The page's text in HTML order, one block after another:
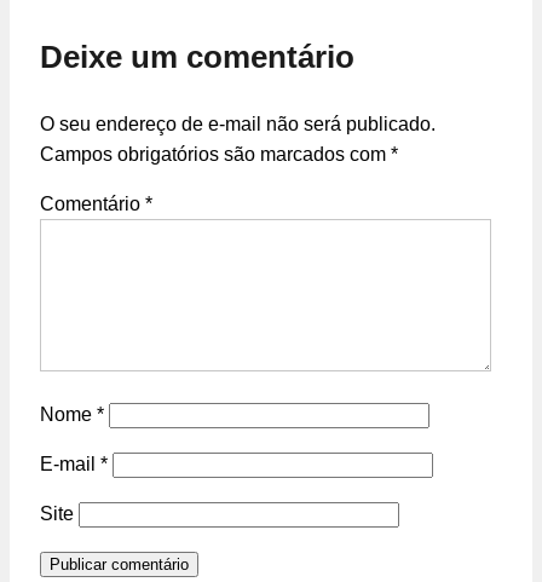
Deixe um comentário
O seu endereço de e-mail não será publicado.
Campos obrigatórios são marcados com *
Comentário *
Nome *
E-mail *
Site